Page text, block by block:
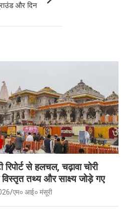
और दिन
से हलचल, चढ़ावा चोरी
तथ्य और साक्ष्य जोड़े गए
एम० आई० मंसूरी